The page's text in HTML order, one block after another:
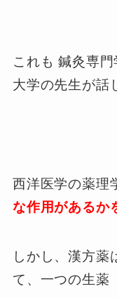
これも 鍼灸専
大学の先生が話
西洋医学の薬理
な作用があるか
しかし、漢方薬
て、一つの生薬